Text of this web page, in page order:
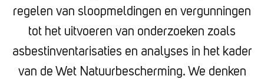
regelen van sloopmeldingen en vergunningen
tot het uitvoeren van onderzoeken zoals
asbestinventarisaties en analyses in het kader
van de Wet Natuurbescherming. We denken